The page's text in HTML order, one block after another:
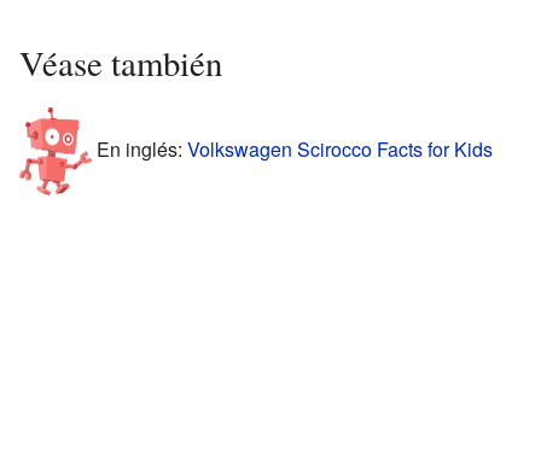
Véase también
En inglés: Volkswagen Scirocco Facts for Kids